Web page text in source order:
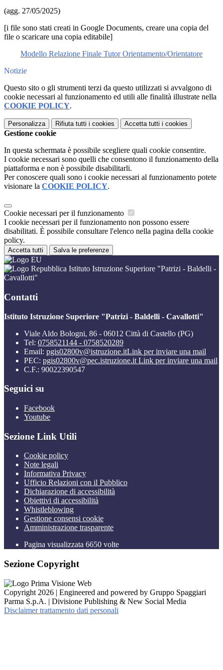
(agg. 27/05/2025)
[i file sono stati creati in Google Documents, creare una copia del
file o scaricare una copia editabile]
Modello Relazione Finale Tutor Orientamento/Orientatore
Notizie
Questo sito o gli strumenti terzi da questo utilizzati si avvalgono di
cookie necessari al funzionamento ed utili alle finalità illustrate nella
COOKIE POLICY.
Personalizza Rifiuta tutti i cookies Accetta tutti i cookies
Gestione cookie
In questa schermata è possibile scegliere quali cookie consentire.
I cookie necessari sono quelli che consentono il funzionamento della
piattaforma e non è possibile disabilitarli.
Per conoscere quali sono i cookie necessari al funzionamento potete
visionare la COOKIE POLICY.
Cookie necessari per il funzionamento
I cookie necessari per il funzionamento non possono essere
disabilitati. È possibile consultare l'elenco nella pagina della cookie
policy.
Accetta tutti Salva le preferenze
Istituto Istruzione Superiore "Patrizi - Baldelli -
Cavallotti"
Contatti
Istituto Istruzione Superiore "Patrizi - Baldelli - Cavallotti"
Viale Aldo Bologni, 86 - 06012 Città di Castello (PG)
Tel: 0758521144 - 0758520289
Email: pgis02800v@istruzione.itLink per inviare una mail
PEC: pgis02800v@pec.istruzione.it Link per inviare una mail
C.F.: 90022390547
Seguici su
Facebook
Youtube
Sezione Link Utili
Cookie policy
Note legali
Informativa Privacy
Ufficio Relazioni con il Pubblico
Dichiarazione di accessibilità
Obiettivi di accessibilità
Whistleblowing
Gestione consensi cookie
Amministrazione trasparente
Pagina visualizzata 6650 volte
Sezione Copyright
Copyright 2026 | Engineered and powered by Gruppo Spaggiari
Parma S.p.A. | Divisione Publishing & New Social Media
Disclaimer trattamento dati personali